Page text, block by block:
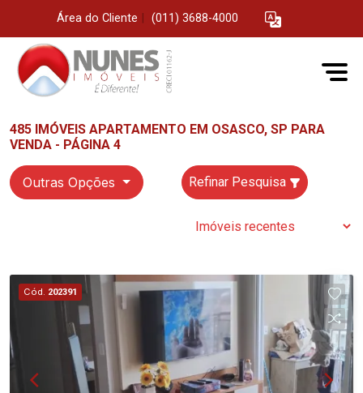
Área do Cliente (011) 3688-4000
485 IMÓVEIS APARTAMENTO EM OSASCO, SP PARA
VENDA - PÁGINA 4
Outras Opções Refinar Pesquisa
Cód. 202391